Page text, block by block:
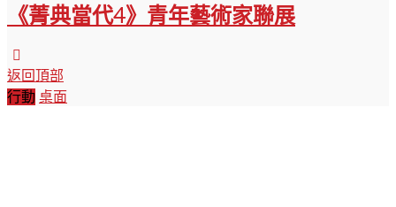
《菁典當代4》青年藝術家聯展
返回頂部
行動 桌面